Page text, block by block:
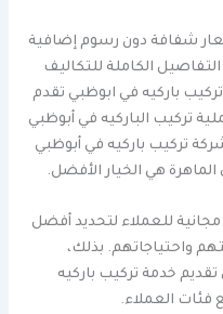
شفافة دون رسوم إضافية
الكاملة للتكاليف
باركيه في ابوظبي تقدم
تركيب الباركيه في أبوظبي
تركيب باركيه في أبوظبي
هي الخيار الأفضل.
مجانية للعملاء لتحديد أفضل
واحتياجاتهم. بذلك،
خدمة تركيب باركيه
فئات العملاء.